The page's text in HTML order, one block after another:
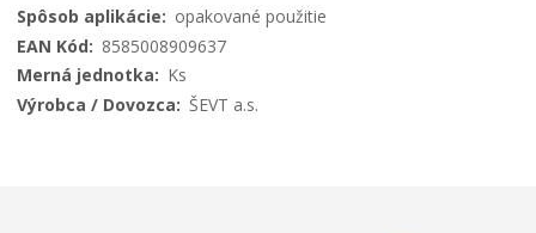
opakované použitie
8585008909637
Ks
ŠEVT a.s.